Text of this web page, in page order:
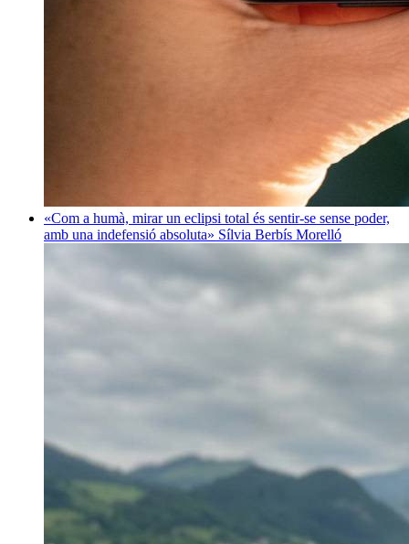
«Com a humà, mirar un eclipsi total és sentir-se sense poder,
amb una indefensió absoluta» Sílvia Berbís Morelló